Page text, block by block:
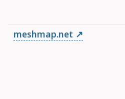
meshmap.net